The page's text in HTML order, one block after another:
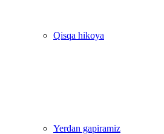
Qisqa hikoya
Yerdan gapiramiz